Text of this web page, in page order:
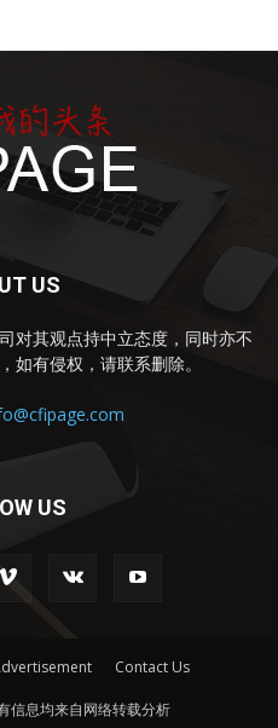
US
对其观点持中立态度，同时亦不
如有侵权，请联系删除。
US
Contact Us
信息均来自网络转载分析